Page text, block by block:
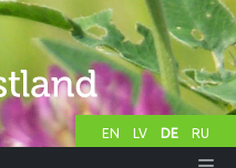
EN LV DE RU